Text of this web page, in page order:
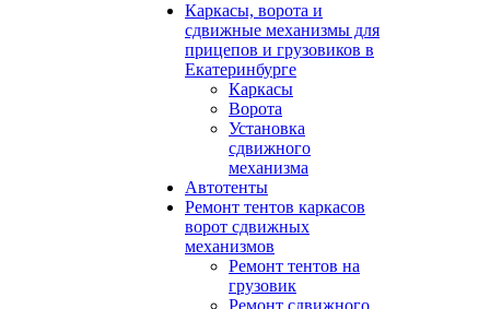
Каркасы, ворота и
сдвижные механизмы для
прицепов и грузовиков в
Екатеринбурге
Каркасы
Ворота
Установка
сдвижного
механизма
Автотенты
Ремонт тентов каркасов
ворот сдвижных
механизмов
Ремонт тентов на
грузовик
Ремонт сдвижного